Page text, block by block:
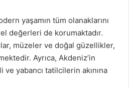
yaşamın tüm olanaklarını
değerleri de korumaktadır.
müzeler ve doğal güzellikler,
Ayrıca, Akdeniz’in
ve yabancı tatilcilerin akınına